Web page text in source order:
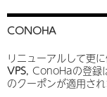
CONOHA
リニューアルして更
VPS, ConoHaの登録
のクーポンが適用さ